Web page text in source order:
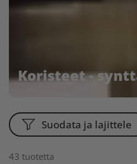
Koristeet -
43 tuotetta
Suodata ja lajittele